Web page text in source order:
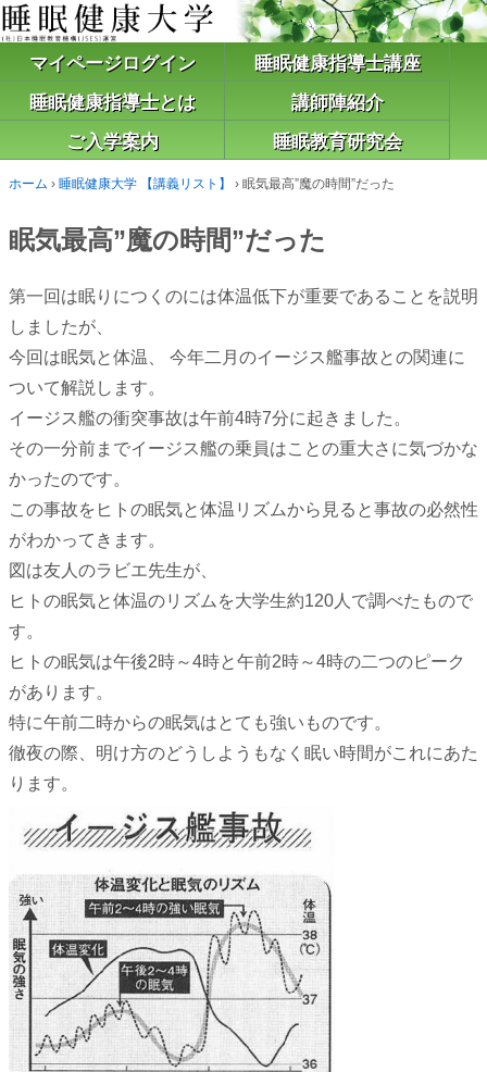
マイページログイン
睡眠健康指導士講座
睡眠健康指導士とは
講師陣紹介
ご入学案内
睡眠教育研究会
ホーム › 睡眠健康大学 【講義リスト】 › 眠気最高”魔の時間”だった
眠気最高”魔の時間”だった
第一回は眠りにつくのには体温低下が重要であることを説明
しましたが、
今回は眠気と体温、 今年二月のイージス艦事故との関連に
ついて解説します。
イージス艦の衝突事故は午前4時7分に起きました。
その一分前までイージス艦の乗員はことの重大さに気づかな
かったのです。
この事故をヒトの眠気と体温リズムから見ると事故の必然性
がわかってきます。
図は友人のラビエ先生が、
ヒトの眠気と体温のリズムを大学生約120人で調べたもので
す。
ヒトの眠気は午後2時～4時と午前2時～4時の二つのピーク
があります。
特に午前二時からの眠気はとても強いものです。
徹夜の際、明け方のどうしようもなく眠い時間がこれにあた
ります。